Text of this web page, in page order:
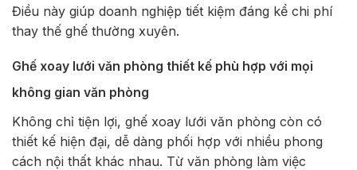
Điều này giúp doanh nghiệp tiết kiệm đáng kể chi phí
thay thế ghế thường xuyên.
Ghế xoay lưới văn phòng thiết kế phù hợp với mọi
không gian văn phòng
Không chỉ tiện lợi, ghế xoay lưới văn phòng còn có
thiết kế hiện đại, dễ dàng phối hợp với nhiều phong
cách nội thất khác nhau. Từ văn phòng làm việc